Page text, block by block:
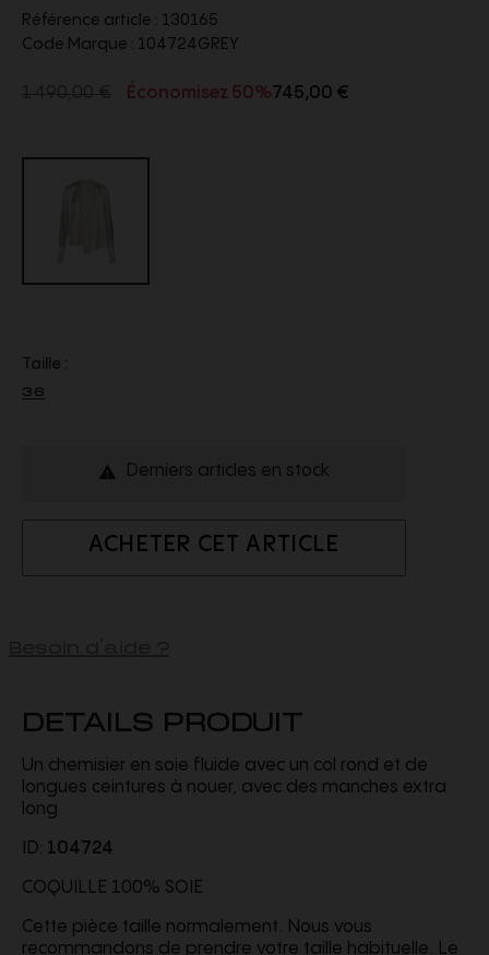
Référence article : 130165
Code Marque : 104724GREY
Économisez 50%745,00 €
Taille :
36
 Derniers articles en stock
ACHETER CET ARTICLE
DETAILS PRODUIT
Un chemisier en soie fluide avec un col rond et de
longues ceintures à nouer, avec des manches extra
long
ID: 104724
COQUILLE 100% SOIE
Cette pièce taille normalement. Nous vous
recommandons de prendre votre taille habituelle. Le